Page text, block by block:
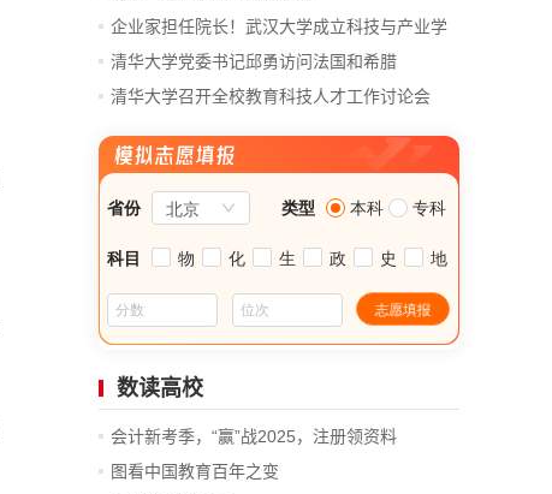
企业家担任院长！武汉大学成立科技与产业学
院
清华大学党委书记邱勇访问法国和希腊
清华大学召开全校教育科技人才工作讨论会
数读高校
会计新考季，“赢”战2025，注册领资料
图看中国教育百年之变